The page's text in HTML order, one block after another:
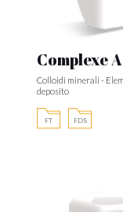
Complexe
Colloidi minerali -
deposito
FT FDS